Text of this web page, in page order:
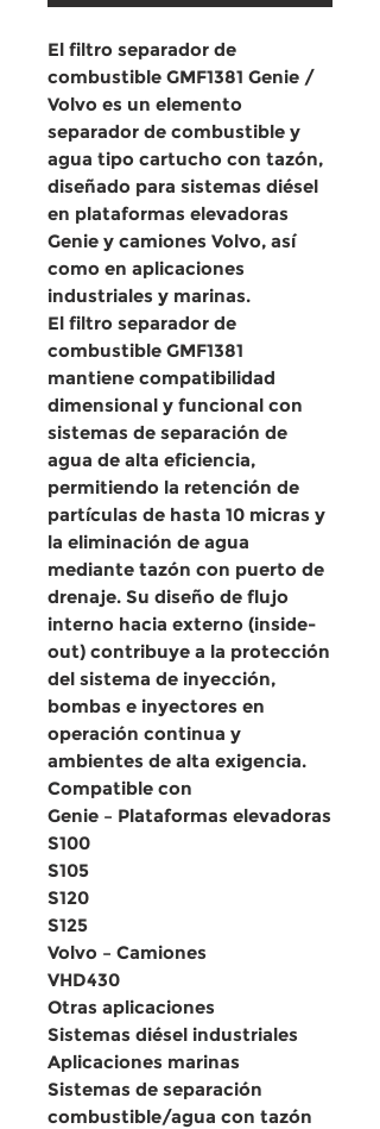
El filtro separador de
combustible GMF1381 Genie /
Volvo es un elemento
separador de combustible y
agua tipo cartucho con tazón,
diseñado para sistemas diésel
en plataformas elevadoras
Genie y camiones Volvo, así
como en aplicaciones
industriales y marinas.
El filtro separador de
combustible GMF1381
mantiene compatibilidad
dimensional y funcional con
sistemas de separación de
agua de alta eficiencia,
permitiendo la retención de
partículas de hasta 10 micras y
la eliminación de agua
mediante tazón con puerto de
drenaje. Su diseño de flujo
interno hacia externo (inside-
out) contribuye a la protección
del sistema de inyección,
bombas e inyectores en
operación continua y
ambientes de alta exigencia.
Compatible con
Genie – Plataformas elevadoras
S100
S105
S120
S125
Volvo – Camiones
VHD430
Otras aplicaciones
Sistemas diésel industriales
Aplicaciones marinas
Sistemas de separación
combustible/agua con tazón